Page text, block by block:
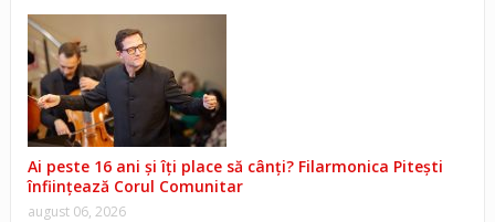
Ai peste 16 ani și îți place să cânți? Filarmonica Pitești
înființează Corul Comunitar
august 06, 2026